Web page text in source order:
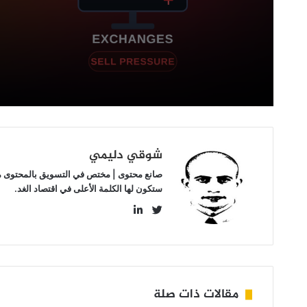
شوقي دليمي
صانع محتوى | مختص في التسويق بالمحتوى
ستكون لها الكلمة الأعلى في اقتصاد الغد.
مقالات ذات صلة